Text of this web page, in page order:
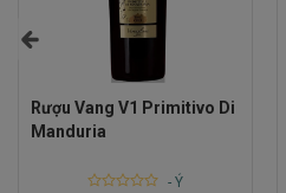
cảm giác sang trọng và tinh
Ninfa lấp lánh vàng ánh kim,
sang và quyền quý. Thông
chỉ là thưởng thức vang, mà
Rượu Vang V1 Primitivo Di
Manduria
- Ý